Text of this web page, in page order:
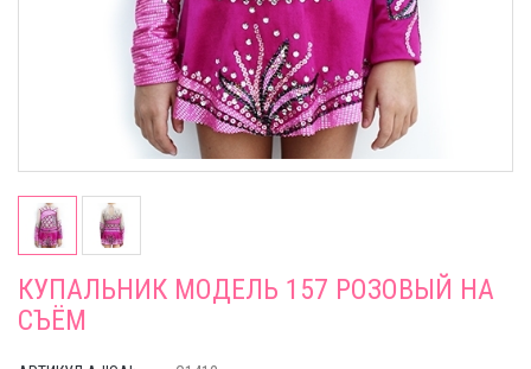
КУПАЛЬНИК МОДЕЛЬ 157 РОЗОВЫЙ НА
СЪЁМ